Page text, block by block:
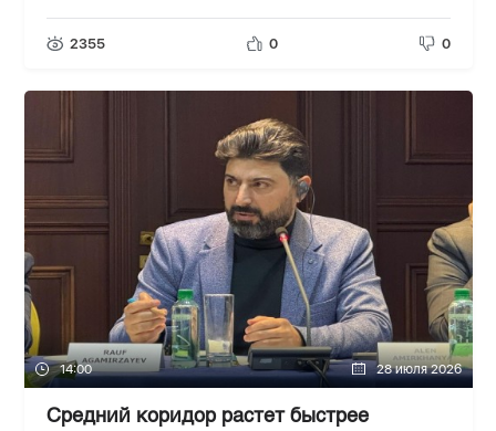
2355 0 0
14:00 28 июля 2026
Средний коридор растет быстрее